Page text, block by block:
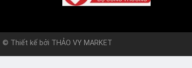
© Thiết kế bởi THẢO VY MARKET